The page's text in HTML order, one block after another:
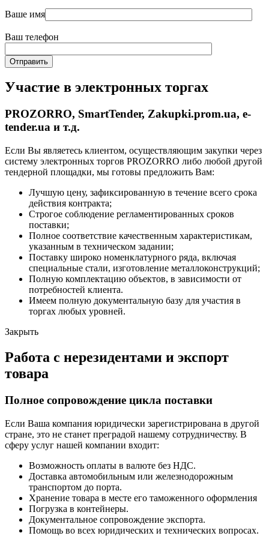
Ваше имя
Ваш телефон
Участие в электронных торгах
PROZORRO, SmartTender, Zakupki.prom.ua, e-
tender.ua и т.д.
Если Вы являетесь клиентом, осуществляющим закупки через
систему электронных торгов PROZORRO либо любой другой
тендерной площадки, мы готовы предложить Вам:
Лучшую цену, зафиксированную в течение всего срока
действия контракта;
Строгое соблюдение регламентированных сроков
поставки;
Полное соответствие качественным характеристикам,
указанным в техническом задании;
Поставку широко номенклатурного ряда, включая
специальные стали, изготовление металлоконструкций;
Полную комплектацию объектов, в зависимости от
потребностей клиента.
Имеем полную документальную базу для участия в
торгах любых уровней.
Закрыть
Работа с нерезидентами и экспорт
товара
Полное сопровождение цикла поставки
Если Ваша компания юридически зарегистрирована в другой
стране, это не станет преградой нашему сотрудничеству. В
сферу услуг нашей компании входит:
Возможность оплаты в валюте без НДС.
Доставка автомобильным или железнодорожным
транспортом до порта.
Хранение товара в месте его таможенного оформления
Погрузка в контейнеры.
Документальное сопровождение экспорта.
Помощь во всех юридических и технических вопросах.